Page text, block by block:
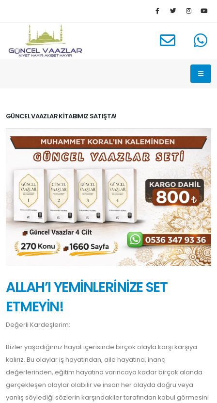
GÜNCEL VAAZLAR KITABIMIZ SATIŞTA!
ALLAH’I YEMİNLERİNİZE SET
ETMEYİN!
Değerli Kardeşlerim:
Bizler yaşadığımız hayat içerisinde birçok olayla karşı karşıya
kalırız. Bu olaylar iş hayatından, aile hayatına, inanç
değerlerinden, eğitim hayatına varıncaya kadar birçok alanda
gerçekleşen olaylar olabilir ve insan her olayda doğru veya
yanlış söylediği sözlerin karşındakiler tarafından kabul görmesini